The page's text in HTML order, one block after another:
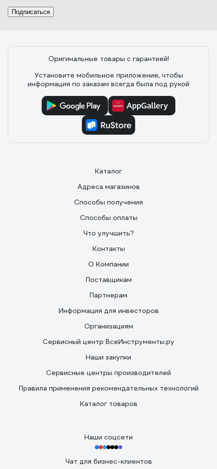
Подписаться
Оригинальные товары с гарантией!
Установите мобильное приложение, чтобы
информация по заказам всегда была под рукой
Каталог
Адреса магазинов
Способы получения
Способы оплаты
Что улучшить?
Контакты
О Компании
Поставщикам
Партнерам
Информация для инвесторов
Организациям
Сервисный центр ВсеИнструменты.ру
Наши закупки
Сервисные центры производителей
Правила применения рекомендательных технологий
Каталог товаров
Наши соцсети
Чат для бизнес-клиентов